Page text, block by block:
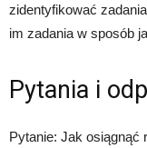
zidentyfikować
im zadania w sposób
Pytania i
Pytanie: Jak osiągnąć